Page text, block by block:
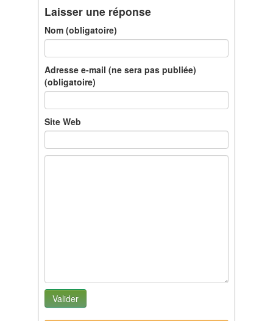
Laisser une réponse
Nom (obligatoire)
Adresse e-mail (ne sera pas publiée)
(obligatoire)
Site Web